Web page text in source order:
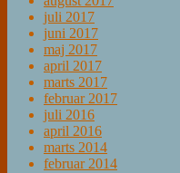
juli 2017
juni 2017
maj 2017
april 2017
marts 2017
februar 2017
juli 2016
april 2016
marts 2014
februar 2014